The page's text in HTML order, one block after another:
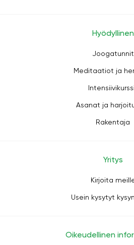
Hyödyllinen
Joogatunnit
Meditaatiot ja
Asanat ja
Rakentaja
Yritys
Kirjoita
Usein kysytyt
Oikeudellinen